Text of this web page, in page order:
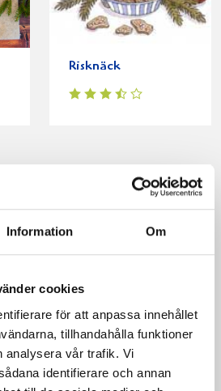
Information Om
cookies
för att anpassa innehållet
tillhandahålla funktioner
analysera vår trafik. Vi
identifierare och annan
Risknäck